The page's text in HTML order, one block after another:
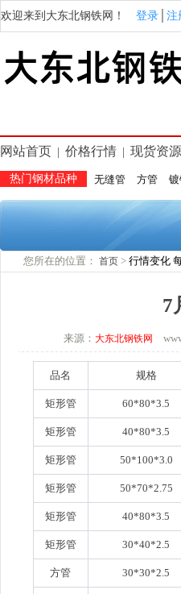
欢迎来到大东北钢铁网！ 登录 注
网站首页 价格行情 现货资源
热门钢材品种 无缝管 方管
您所在的位置： 首页 > 行情变化
7
来源： 大东北钢铁网
品名 规格
矩形管 60*80*3.5
矩形管 40*80*3.5
矩形管 50*100*3.0
矩形管 50*70*2.75
矩形管 40*80*3.5
矩形管 30*40*2.5
方管 30*30*2.5